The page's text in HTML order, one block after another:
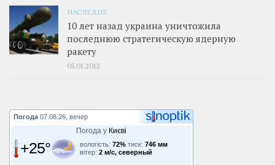
НАСЛЕДИЕ
10 лет назад украина уничтожила
последнюю стратегическую ядерную
ракету
05.01.2012
Погода 07.08.26, вечер
Погода у Києві
+25° вологість: 72% тиск: 746 мм
вітер: 2 м/с, северный